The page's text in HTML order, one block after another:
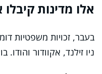
אלו מדינות קיבלו
בעבר, זכויות משפטיות
ניו זילנד, אקוודור